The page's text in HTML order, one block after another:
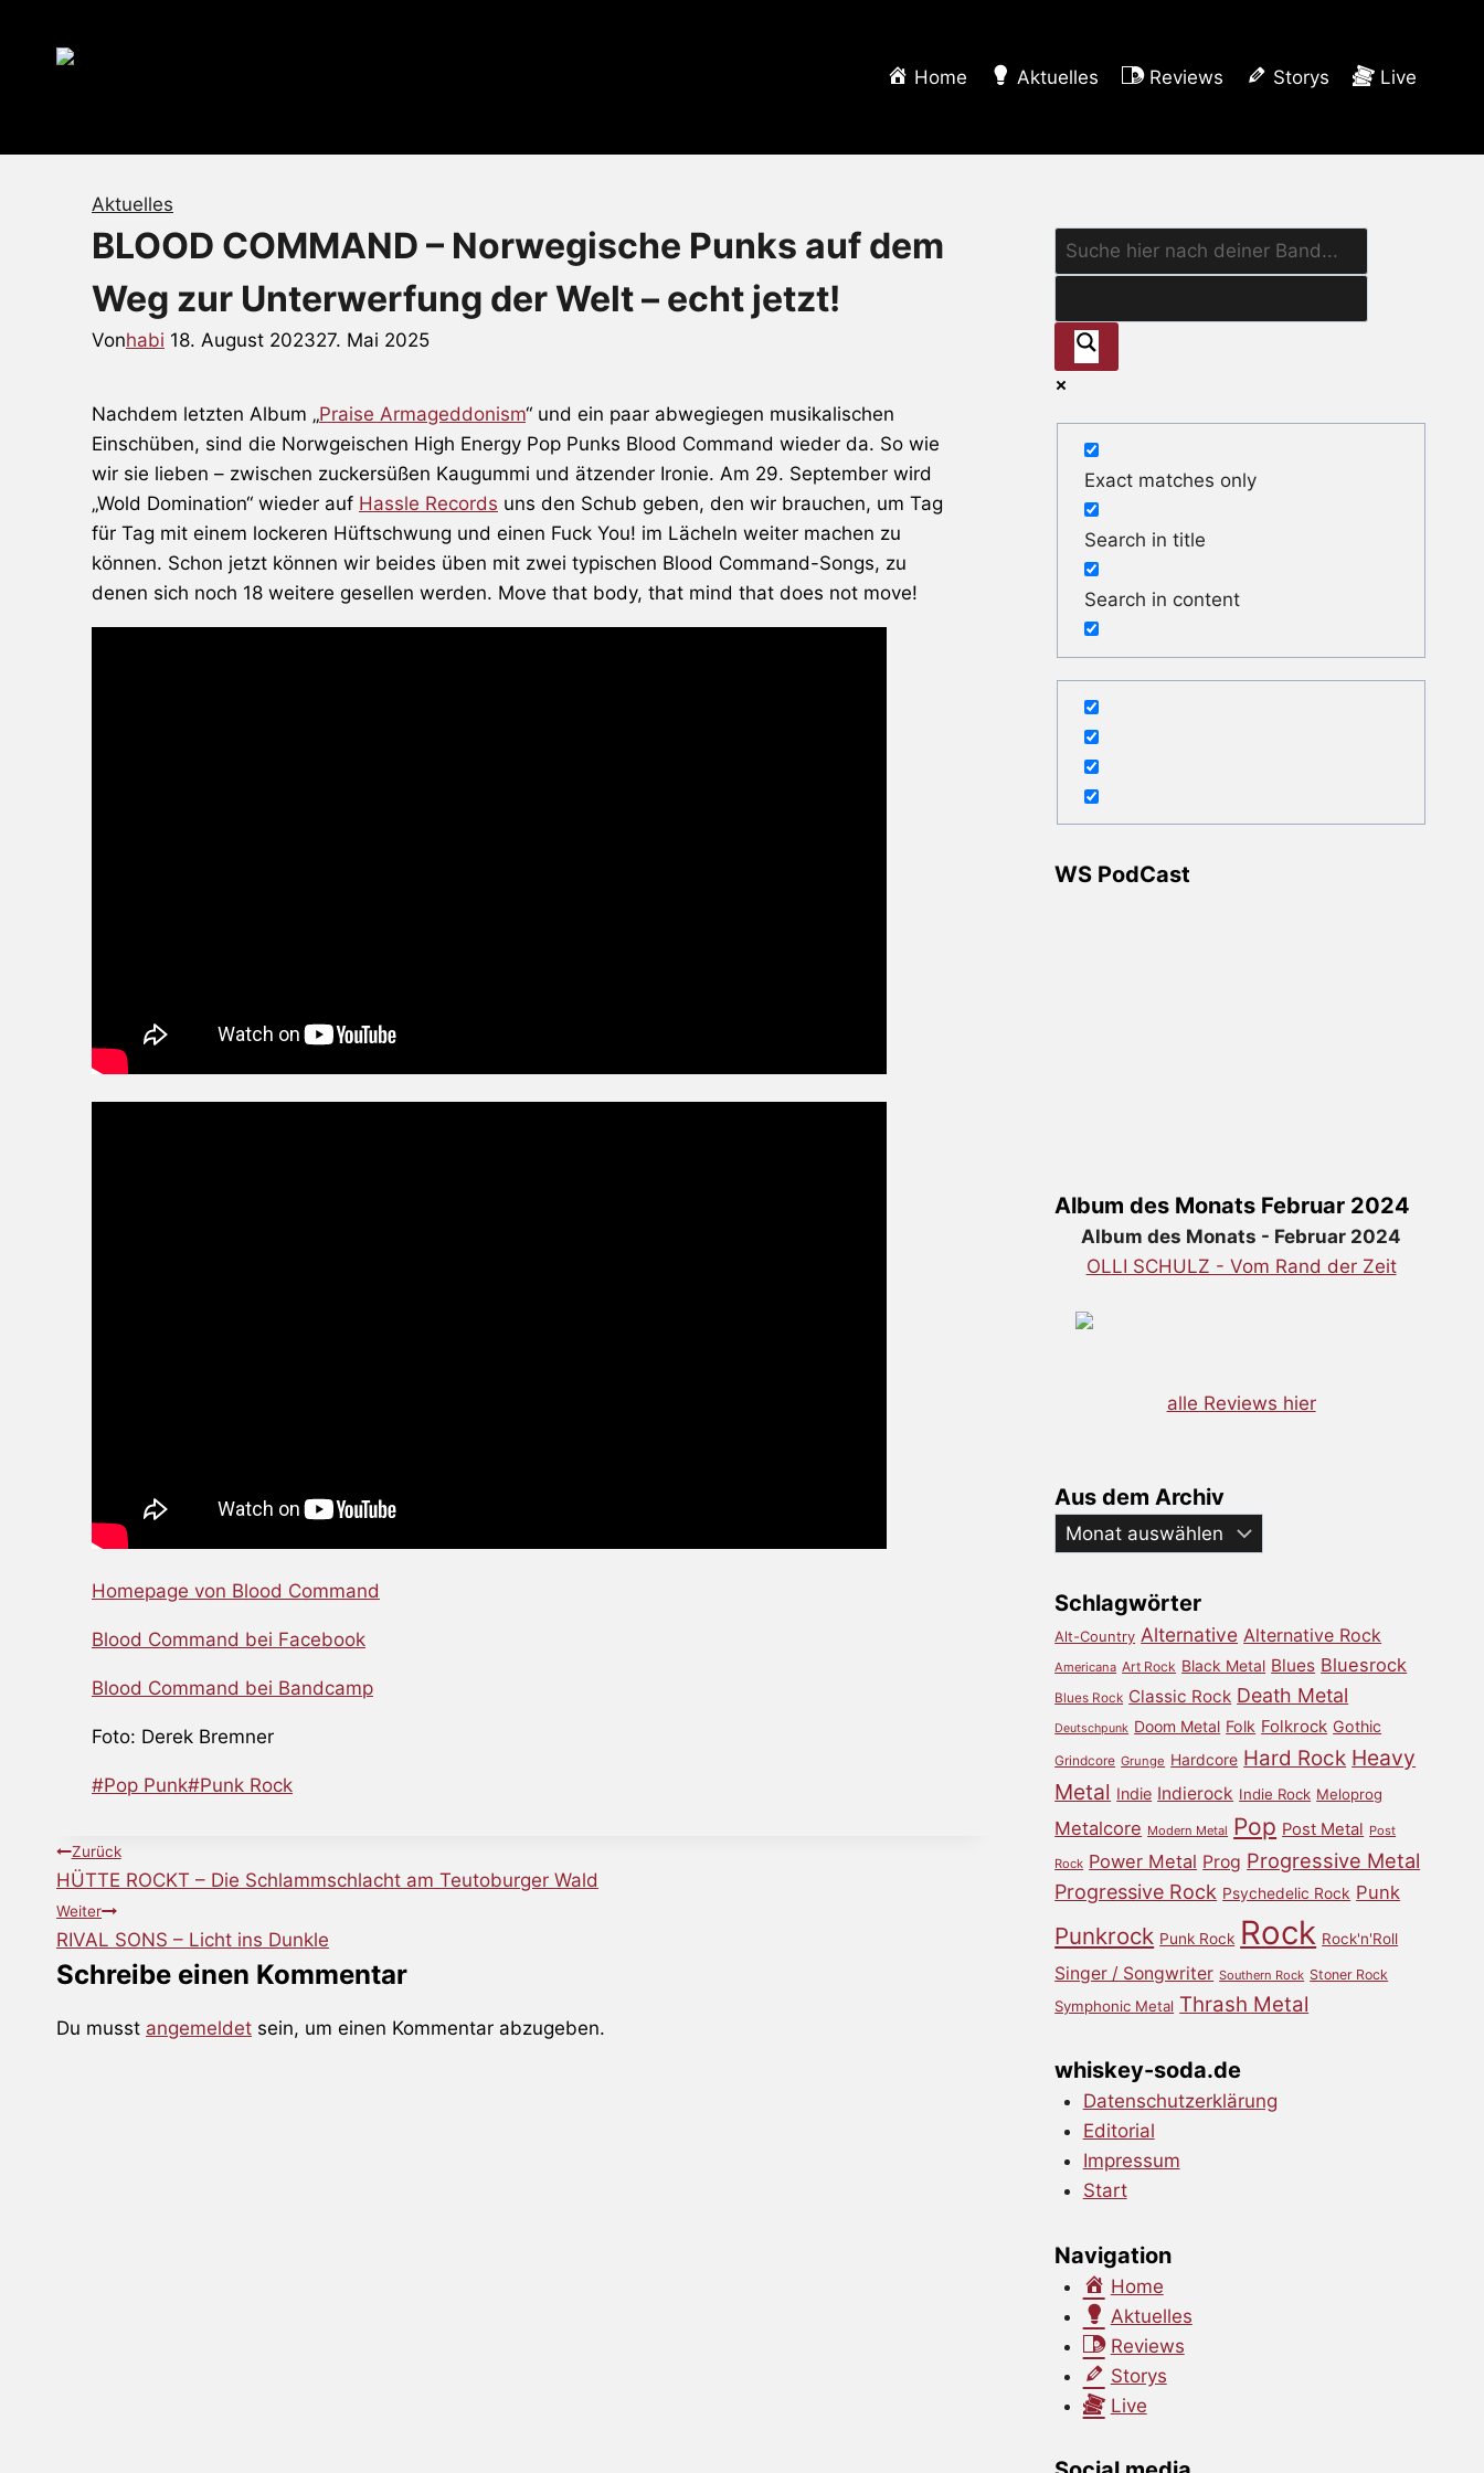
Home Aktuelles Reviews Storys Live
Aktuelles
BLOOD COMMAND – Norwegische Punks auf dem
Weg zur Unterwerfung der Welt – echt jetzt!
Vonhabi 18. August 202327. Mai 2025
Nachdem letzten Album „Praise Armageddonism“ und ein paar abwegiegen musikalischen
Einschüben, sind die Norwgeischen High Energy Pop Punks Blood Command wieder da. So wie
wir sie lieben – zwischen zuckersüßen Kaugummi und ätzender Ironie. Am 29. September wird
„Wold Domination“ wieder auf Hassle Records uns den Schub geben, den wir brauchen, um Tag
für Tag mit einem lockeren Hüftschwung und einen Fuck You! im Lächeln weiter machen zu
können. Schon jetzt können wir beides üben mit zwei typischen Blood Command-Songs, zu
denen sich noch 18 weitere gesellen werden. Move that body, that mind that does not move!
Homepage von Blood Command
Blood Command bei Facebook
Blood Command bei Bandcamp
Foto: Derek Bremner
Schlagworte:
#Pop Punk#Punk Rock
Beitragsnavigation
Zurück
HÜTTE ROCKT – Die Schlammschlacht am Teutoburger Wald
Weiter
RIVAL SONS – Licht ins Dunkle
Schreibe einen Kommentar
Du musst angemeldet sein, um einen Kommentar abzugeben.
Exact matches only
Search in title
Search in content
WS PodCast
Album des Monats Februar 2024
Album des Monats - Februar 2024
OLLI SCHULZ - Vom Rand der Zeit
alle Reviews hier
Aus dem Archiv
Aus
dem
Schlagwörter
Alt-Country Alternative Alternative Rock
Americana Art Rock Black Metal Blues Bluesrock
Blues Rock Classic Rock Death Metal
Deutschpunk Doom Metal Folk Folkrock Gothic
Grindcore Grunge Hardcore Hard Rock Heavy
Metal Indie Indierock Indie Rock Meloprog
Metalcore Modern Metal Pop Post Metal Post
Rock Power Metal Prog Progressive Metal
Progressive Rock Psychedelic Rock Punk
Punkrock Punk Rock Rock Rock'n'Roll
Singer / Songwriter Southern Rock Stoner Rock
Symphonic Metal Thrash Metal
whiskey-soda.de
Datenschutzerklärung
Editorial
Impressum
Start
Navigation
Home
Aktuelles
Reviews
Storys
Live